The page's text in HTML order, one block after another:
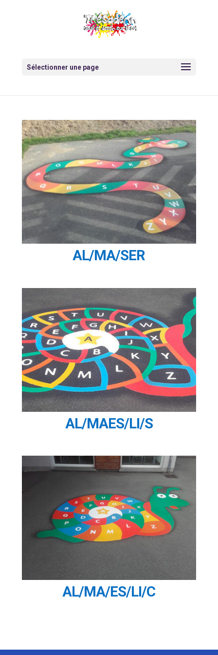
Sélectionner une page
AL/MA/SER
AL/MAES/LI/S
AL/MA/ES/LI/C